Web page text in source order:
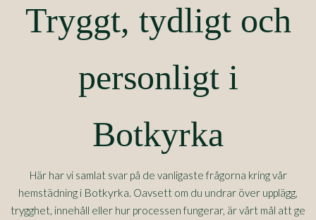
Tryggt, tydligt och
personligt i
Botkyrka
Här har vi samlat svar på de vanligaste frågorna kring vår
hemstädning i Botkyrka. Oavsett om du undrar över upplägg,
trygghet, innehåll eller hur processen fungerar, är vårt mål att ge